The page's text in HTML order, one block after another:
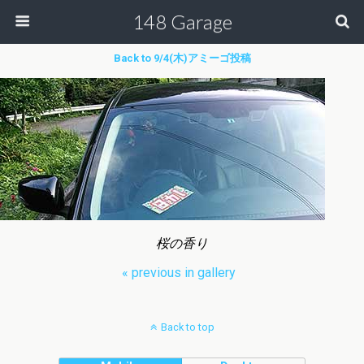
148 Garage
Back to 9/4(木)アミーゴ投稿
桜の香り
« previous in gallery
Back to top